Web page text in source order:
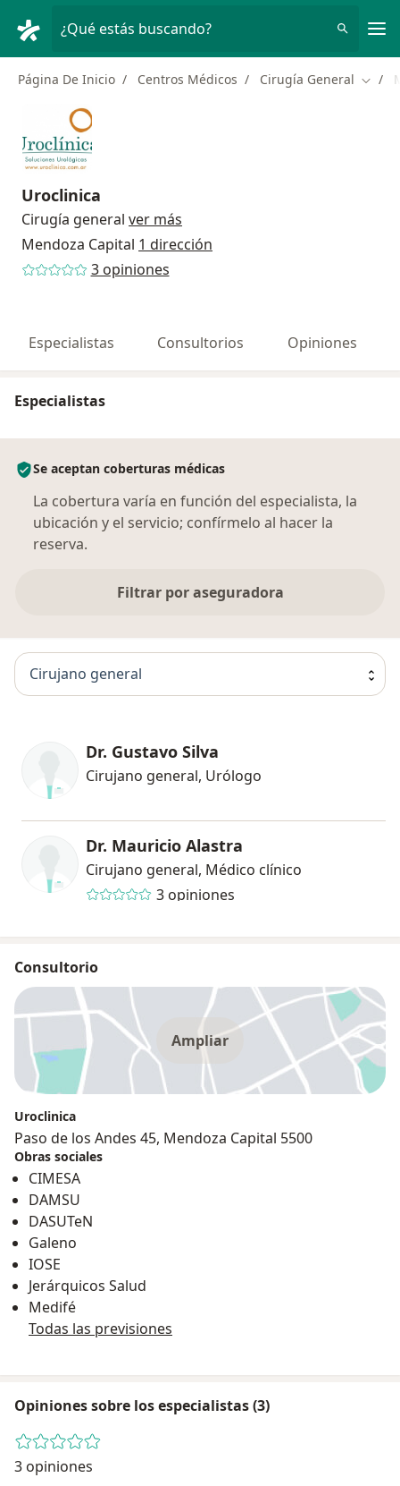
¿Qué estás buscando?
Página De Inicio Centros Médicos Cirugía General
Uroclinica
Cirugía general ver más
Mendoza Capital 1 dirección
3 opiniones
Especialistas Consultorios Opiniones
Especialistas
Se aceptan coberturas médicas
La cobertura varía en función del especialista, la
ubicación y el servicio; confírmelo al hacer la
reserva.
Filtrar por aseguradora
Cirujano general
Dr. Gustavo Silva
Cirujano general, Urólogo
Dr. Mauricio Alastra
Cirujano general, Médico clínico
3 opiniones
Consultorio
Ampliar
Uroclinica
Paso de los Andes 45, Mendoza Capital 5500
Obras sociales
CIMESA
DAMSU
DASUTeN
Galeno
IOSE
Jerárquicos Salud
Medifé
Todas las previsiones
Opiniones sobre los especialistas (3)
3 opiniones